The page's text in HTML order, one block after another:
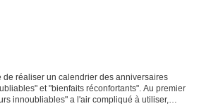
réaliser un calendrier des anniversaires
et "bienfaits réconfortants". Au premier
innoubliables" a l'air compliqué à utiliser,